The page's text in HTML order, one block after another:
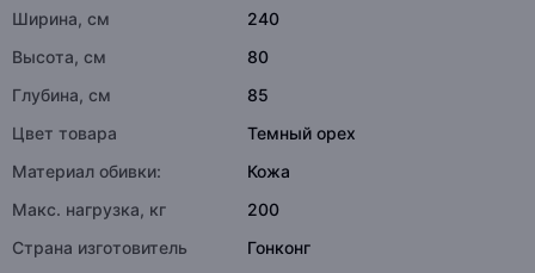
Ширина, см
240
Высота, см
80
Глубина, см
85
Цвет товара
Темный орех
Материал обивки:
Кожа
Макс. нагрузка, кг
200
Страна изготовитель
Гонконг